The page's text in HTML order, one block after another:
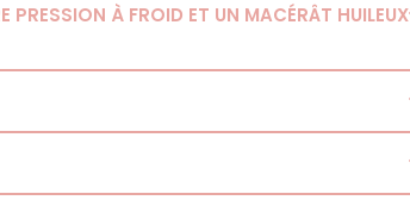
PRESSION À FROID ET UN MACÉRÂT HUILEUX